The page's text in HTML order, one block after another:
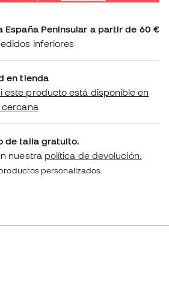
España Peninsular a partir de 60 €
inferiores
en tienda
este producto está disponible en
cercana
de talla gratuito.
nuestra política de devolución.
personalizados.